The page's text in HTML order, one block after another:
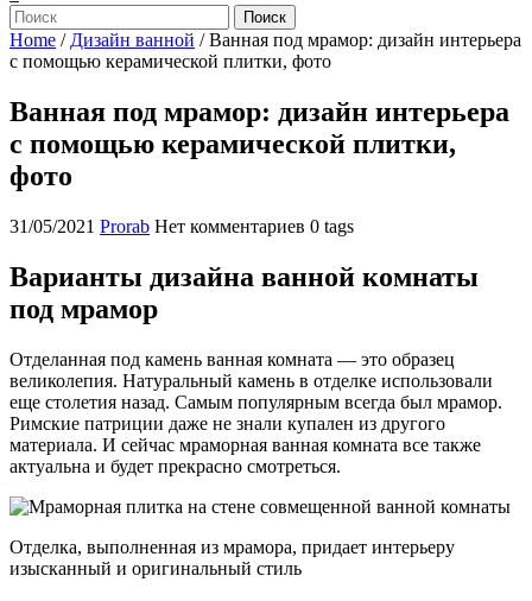
меню
Поиск
Home / Дизайн ванной /Ванная под мрамор: дизайн интерьера
с помощью керамической плитки, фото
Ванная под мрамор: дизайн интерьера
с помощью керамической плитки,
фото
31/05/2021 Prorab Нет комментариев 0 tags
Варианты дизайна ванной комнаты
под мрамор
Отделанная под камень ванная комната — это образец
великолепия. Натуральный камень в отделке использовали
еще столетия назад. Самым популярным всегда был мрамор.
Римские патриции даже не знали купален из другого
материала. И сейчас мраморная ванная комната все также
актуальна и будет прекрасно смотреться.
Отделка, выполненная из мрамора, придает интерьеру
изысканный и оригинальный стиль